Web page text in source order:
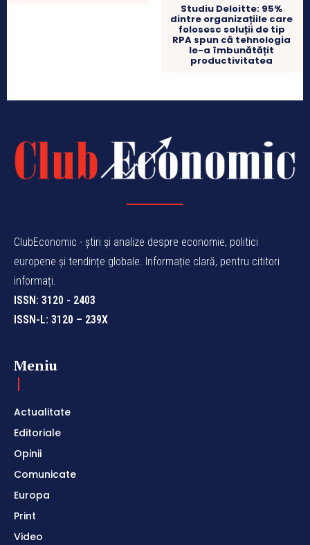
Studiu Deloitte: 95%
dintre organizațiile care
folosesc soluții de tip
RPA spun că tehnologia
le-a îmbunătățit
productivitatea
ClubEconomic - știri și analize despre economie, politici
europene și tendințe globale. Informație clară, pentru cititori
informați.
ISSN: 3120 - 2403
ISSN-L: 3120 – 239X
Meniu
Actualitate
Editoriale
Opinii
Comunicate
Europa
Print
Video